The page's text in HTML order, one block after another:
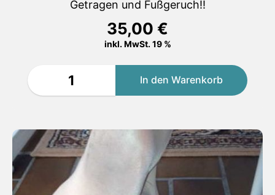
Getragen und Fußgeruch!!
35,00 €
inkl. MwSt. 19 %